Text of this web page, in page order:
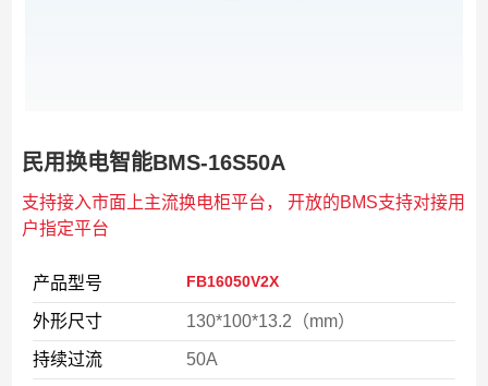
民用换电智能BMS-16S50A
支持接入市面上主流换电柜平台， 开放的BMS支持对接用
户指定平台
产品型号 FB16050V2X
外形尺寸 130*100*13.2（mm）
持续过流 50A